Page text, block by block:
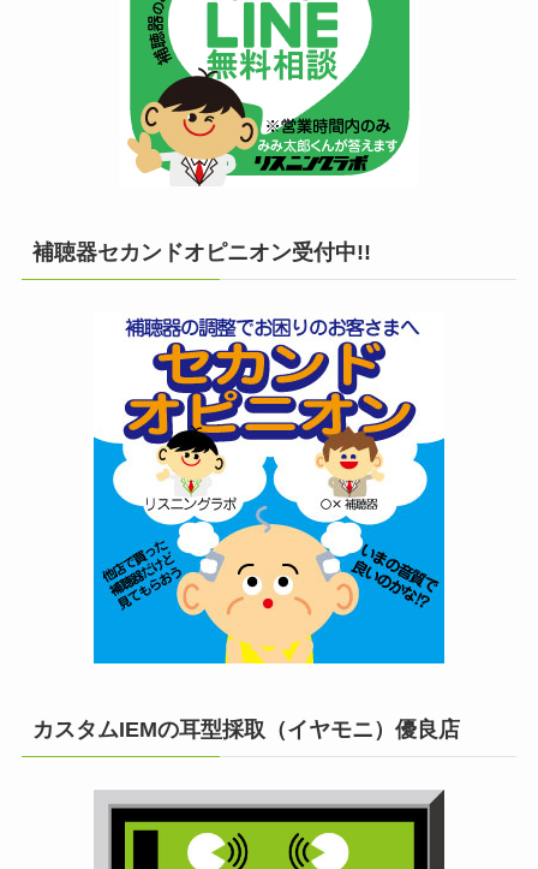
補聴器セカンドオピニオン受付中!!
カスタムIEMの耳型採取（イヤモニ）優良店